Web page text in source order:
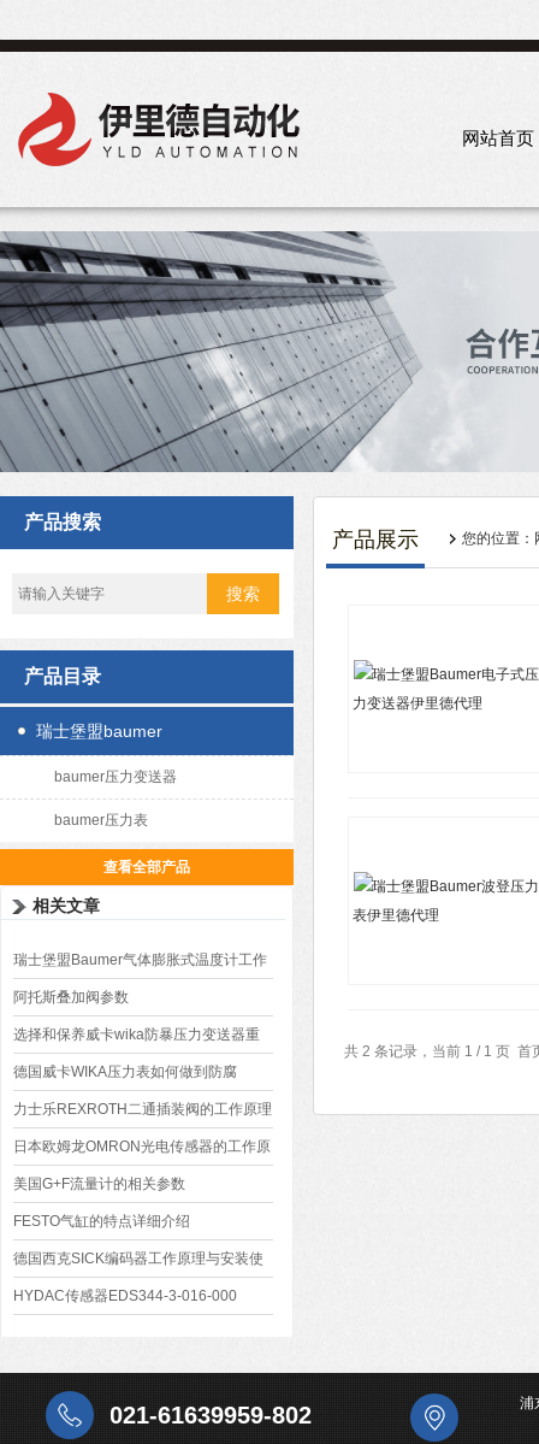
网站首页
产品搜索
产品目录
瑞士堡盟baumer
baumer压力变送器
baumer压力表
查看全部产品
相关文章
瑞士堡盟Baumer气体膨胀式温度计工作
原理
阿托斯叠加阀参数
选择和保养威卡wika防暴压力变送器重
要性
德国威卡WIKA压力表如何做到防腐
力士乐REXROTH二通插装阀的工作原理
日本欧姆龙OMRON光电传感器的工作原
理
美国G+F流量计的相关参数
FESTO气缸的特点详细介绍
德国西克SICK编码器工作原理与安装使
用
HYDAC传感器EDS344-3-016-000
产品展示 您的位置：
共 2 条记录，当前 1 / 1 页
021-61639959-802 浦